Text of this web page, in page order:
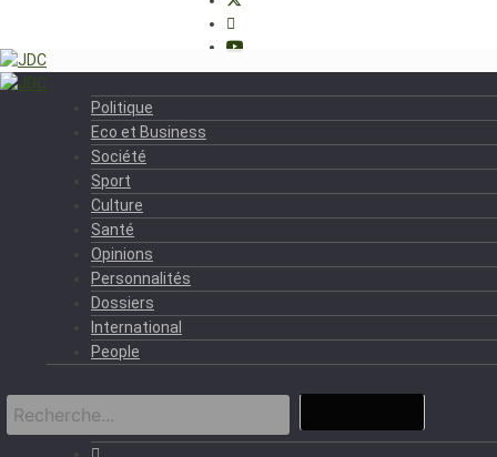
Politique
Eco et Business
Société
Sport
Culture
Santé
Opinions
Personnalités
Dossiers
International
People